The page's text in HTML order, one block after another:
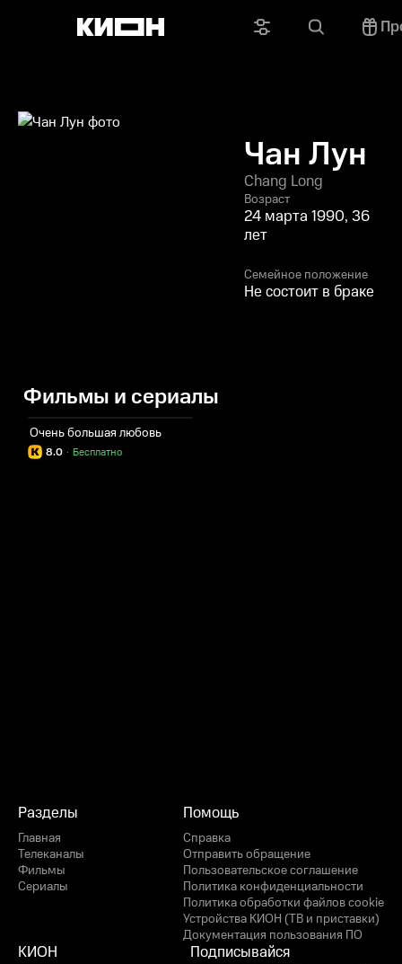
Чан Лун
Chang Long
Возраст
24 марта 1990, 36
лет
Семейное положение
Не состоит в браке
Фильмы и сериалы
Очень большая любовь
8.0 Бесплатно
·
Разделы
Главная
Телеканалы
Фильмы
Сериалы
Помощь
Справка
Отправить обращение
Пользовательское соглашение
Политика конфиденциальности
Политика обработки файлов cookie
Устройства КИОН (ТВ и приставки)
Документация пользования ПО
КИОН Подписывайся